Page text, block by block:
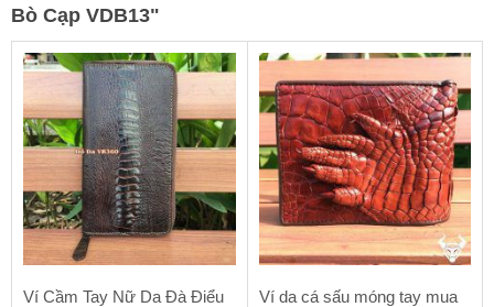
Bò Cạp VDB13"
Ví Cầm Tay Nữ Da Đà Điểu
Ví da cá sấu móng tay mua